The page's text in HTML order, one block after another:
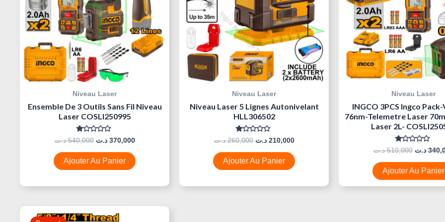
Niveau Laser
Ensemble De 3 Outils Sans Fil Niveau
Laser COSLI250995
Note
0
Sur
5
540,000 د.ت 370,000 د.ت
Ajouter Au Panier
Niveau Laser
Niveau Laser 5 Lignes Autonivelant
HLL306502
Note
0
Sur
5
260,000 د.ت 210,000 د.ت
Ajouter Au Panier
Niveau Laser
INGCO 3PCS Ingco
76nm-Telemetre Laser
Laser 2L-
Note
0
Sur
5
510,000 د.ت د.ت
Ajouter Au Panier
Prix